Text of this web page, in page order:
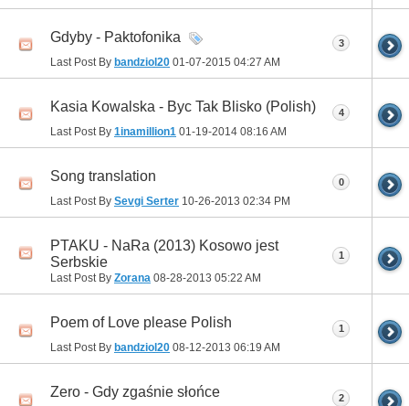
Gdyby - Paktofonika
Last Post By bandziol20 01-07-2015 04:27 AM
3
Kasia Kowalska - Byc Tak Blisko (Polish)
Last Post By 1inamillion1 01-19-2014 08:16 AM
4
Song translation
Last Post By Sevgi Serter 10-26-2013 02:34 PM
0
PTAKU - NaRa (2013) Kosowo jest
Serbskie
Last Post By Zorana 08-28-2013 05:22 AM
1
Poem of Love please Polish
Last Post By bandziol20 08-12-2013 06:19 AM
1
Zero - Gdy zgaśnie słońce 2